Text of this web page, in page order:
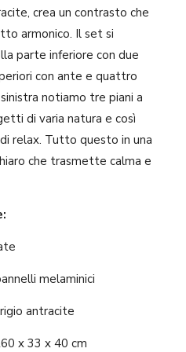
crea un contrasto che
armonico. Il set si
parte inferiore con due
con ante e quattro
notiamo tre piani a
di varia natura e così
relax. Tutto questo in una
che trasmette calma e
melaminici
antracite
x 33 x 40 cm